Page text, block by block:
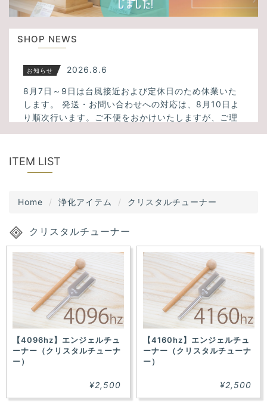
t
u
s
SHOP NEWS
お知らせ 2026.8.6
8月7日～9日は台風接近および定休日のため休業いた
します。 発送・お問い合わせへの対応は、8月10日よ
り順次行います。ご不便をおかけいたしますが、ご理
新入荷
アメトリン、スモーキーシトリンクォーツなど34点入
新入荷 2025.11.13
大人気！透明度の高いスーパーセブンが5点入荷しまし
た！
ITEM LIST
Home 浄化アイテム クリスタルチューナー
クリスタルチューナー
【4096hz】エンジェルチュ
ーナー（クリスタルチューナ
ー）
¥2,500
【4160hz】エンジェルチュ
ーナー（クリスタルチューナ
ー）
¥2,500